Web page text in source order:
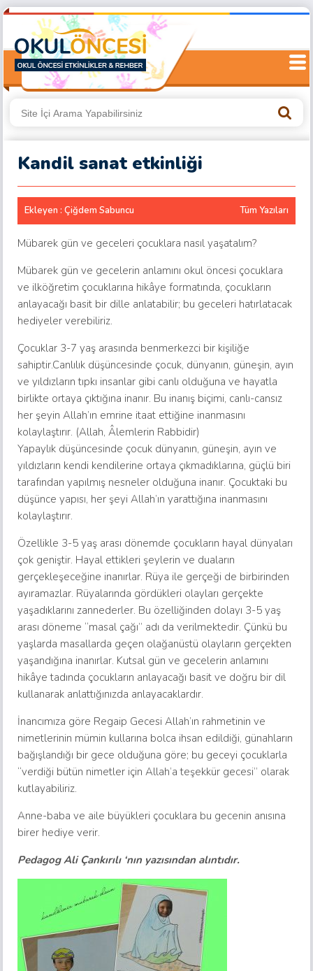
Kandil sanat etkinliği
Ekleyen : Çiğdem Sabuncu Tüm Yazıları
Mübarek gün ve geceleri çocuklara nasıl yaşatalım?
Mübarek gün ve gecelerin anlamını okul öncesi çocuklara
ve ilköğretim çocuklarına hikâye formatında, çocukların
anlayacağı basit bir dille anlatabilir; bu geceleri hatırlatacak
hediyeler verebiliriz.
Çocuklar 3-7 yaş arasında benmerkezci bir kişiliğe
sahiptir.Canlılık düşüncesinde çocuk, dünyanın, güneşin, ayın
ve yıldızların tıpkı insanlar gibi canlı olduğuna ve hayatla
birlikte ortaya çıktığına inanır. Bu inanış biçimi, canlı-cansız
her şeyin Allah’ın emrine itaat ettiğine inanmasını
kolaylaştırır. (Allah, Âlemlerin Rabbidir)
Yapaylık düşüncesinde çocuk dünyanın, güneşin, ayın ve
yıldızların kendi kendilerine ortaya çıkmadıklarına, güçlü biri
tarafından yapılmış nesneler olduğuna inanır. Çocuktaki bu
düşünce yapısı, her şeyi Allah’ın yarattığına inanmasını
kolaylaştırır.
Özellikle 3-5 yaş arası dönemde çocukların hayal dünyaları
çok geniştir. Hayal ettikleri şeylerin ve duaların
gerçekleşeceğine inanırlar. Rüya ile gerçeği de birbirinden
ayıramazlar. Rüyalarında gördükleri olayları gerçekte
yaşadıklarını zannederler. Bu özelliğinden dolayı 3-5 yaş
arası döneme “masal çağı” adı da verilmektedir. Çünkü bu
yaşlarda masallarda geçen olağanüstü olayların gerçekten
yaşandığına inanırlar. Kutsal gün ve gecelerin anlamını
hikâye tadında çocukların anlayacağı basit ve doğru bir dil
kullanarak anlattığınızda anlayacaklardır.
İnancımıza göre Regaip Gecesi Allah’ın rahmetinin ve
nimetlerinin mümin kullarına bolca ihsan edildiği, günahların
bağışlandığı bir gece olduğuna göre; bu geceyi çocuklarla
“verdiği bütün nimetler için Allah’a teşekkür gecesi” olarak
kutlayabiliriz.
Anne-baba ve aile büyükleri çocuklara bu gecenin anısına
birer hediye verir.
Pedagog Ali Çankırılı ‘nın yazısından alıntıdır.